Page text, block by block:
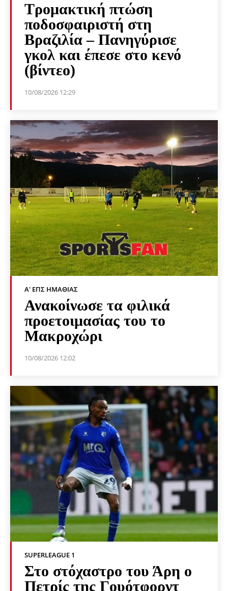
Τρομακτική πτώση
ποδοσφαιριστή στη
Βραζιλία – Πανηγύρισε
γκολ και έπεσε στο κενό
(βίντεο)
10/08/2026 12:29
Α' ΕΠΣ ΗΜΑΘΊΑΣ
Ανακοίνωσε τα φιλικά
προετοιμασίας του το
Μακροχώρι
10/08/2026 12:02
SUPERLEAGUE 1
Στο στόχαστρο του Άρη ο
Πετρίς της Γουότφορντ